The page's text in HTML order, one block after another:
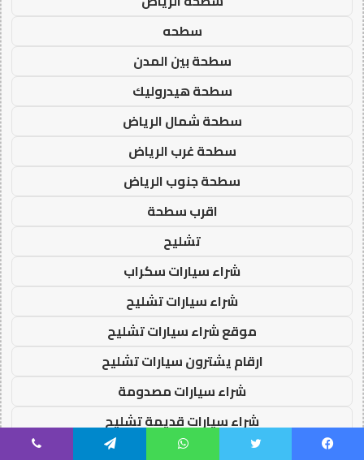
سطحه
سطحة بين المدن
سطحة هيدروليك
سطحة شمال الرياض
سطحة غرب الرياض
سطحة جنوب الرياض
اقرب سطحة
تشليح
شراء سيارات سكراب
شراء سيارات تشليح
موقع شراء سيارات تشليح
ارقام يشترون سيارات تشليح
شراء سيارات مصدومة
شراء سيارات قديمة تشليح